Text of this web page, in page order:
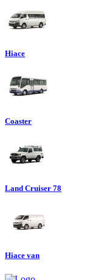
Hiace
Coaster
Land Cruiser 78
Hiace van